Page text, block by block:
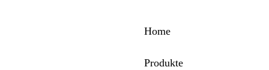
Home
Produkte